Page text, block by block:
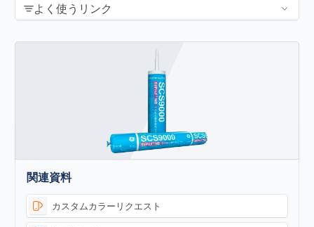
よく使うリンク
関連資料
カスタムカラーリクエスト